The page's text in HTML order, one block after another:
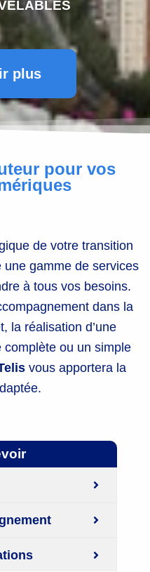
plus
pour vos
de votre transition
une gamme de services
à tous vos besoins.
dans la
la réalisation d’une
ou un simple
vous apportera la